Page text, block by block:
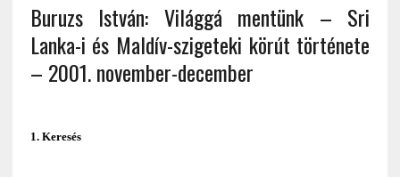
Buruzs István: Világgá mentünk – Sri
Lanka-i és Maldív-szigeteki körút története
– 2001. november-december
1. Keresés